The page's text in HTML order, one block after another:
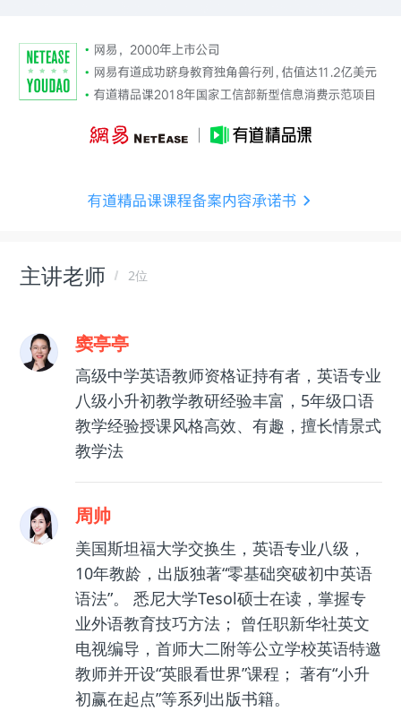
主讲老师 2位
窦亭亭
高级中学英语教师资格证持有者，英语专业
八级小升初教学教研经验丰富，5年级口语
教学经验授课风格高效、有趣，擅长情景式
教学法
周帅
美国斯坦福大学交换生，英语专业八级，
10年教龄，出版独著“零基础突破初中英语
语法”。 悉尼大学Tesol硕士在读，掌握专
业外语教育技巧方法； 曾任职新华社英文
电视编导，首师大二附等公立学校英语特邀
教师并开设“英眼看世界”课程； 著有“小升
初赢在起点”等系列出版书籍。